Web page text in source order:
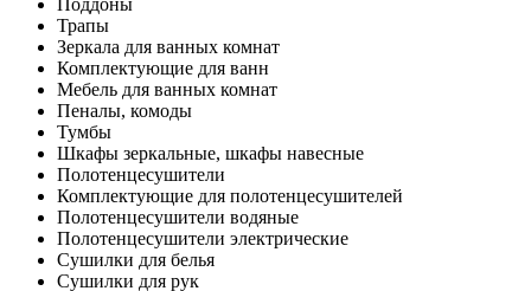
Поддоны
Трапы
Зеркала для ванных комнат
Комплектующие для ванн
Мебель для ванных комнат
Пеналы, комоды
Тумбы
Шкафы зеркальные, шкафы навесные
Полотенцесушители
Комплектующие для полотенцесушителей
Полотенцесушители водяные
Полотенцесушители электрические
Сушилки для белья
Сушилки для рук